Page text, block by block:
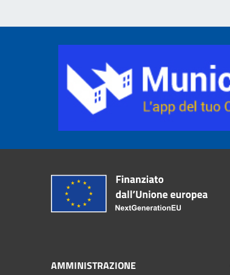
AMMINISTRAZIONE